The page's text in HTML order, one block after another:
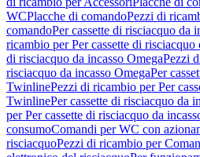
WCPlacche di comandoPezzi di
comandoPer cassette di risciacquo da
ricambio per Per cassette di risciacquo
di risciacquo da incasso OmegaPezzi
risciacquo da incasso OmegaPer
TwinlinePezzi di ricambio per Per
TwinlinePer cassette di risciacquo da
per Per cassette di risciacquo da
consumoComandi per WC con
risciacquoPezzi di ricambio per